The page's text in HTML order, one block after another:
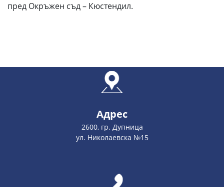
пред Окръжен съд – Кюстендил.
Адрес
2600, гр. Дупница
ул. Николаевска №15